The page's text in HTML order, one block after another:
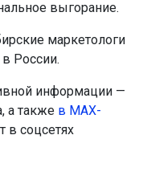
выгорание.
маркетологи
России.
информации —
а также в МАХ-
в соцсетях